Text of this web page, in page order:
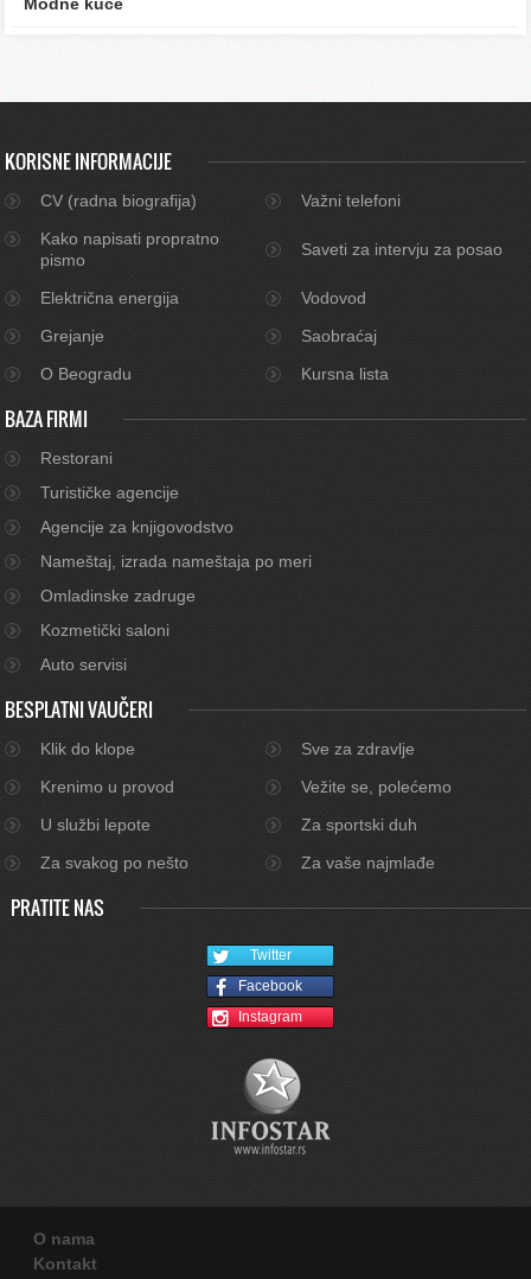
Modne kuće
KORISNE INFORMACIJE
CV (radna biografija)
Važni telefoni
Kako napisati propratno
pismo
Saveti za intervju za posao
Električna energija
Vodovod
Grejanje
Saobraćaj
O Beogradu
Kursna lista
BAZA FIRMI
Restorani
Turističke agencije
Agencije za knjigovodstvo
Nameštaj, izrada nameštaja po meri
Omladinske zadruge
Kozmetički saloni
Auto servisi
BESPLATNI VAUČERI
Klik do klope
Sve za zdravlje
Krenimo u provod
Vežite se, polećemo
U službi lepote
Za sportski duh
Za svakog po nešto
Za vaše najmlađe
PRATITE NAS
Twitter
Facebook
Instagram
O nama
Kontakt